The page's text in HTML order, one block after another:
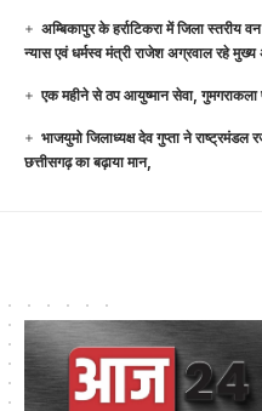
अम्बिकापुर के हर्राटिकरा में जिला स्तरीय
न्यास एवं धर्मस्व मंत्री राजेश अग्रवाल रहे मुख्य
एक महीने से ठप आयुष्मान सेवा, गुमगराकला
भाजयुमो जिलाध्यक्ष देव गुप्ता ने राष्ट्रमंडल
छत्तीसगढ़ का बढ़ाया मान,